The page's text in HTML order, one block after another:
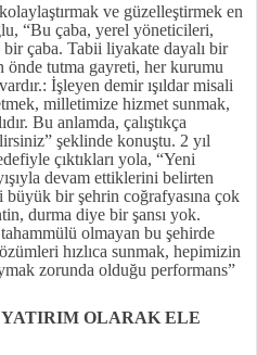
ve güzelleştirmek en
“Bu çaba, yerel yöneticileri,
bir çaba. Tabii liyakate dayalı bir
önde tutma gayreti, her kurumu
İşleyen demir ışıldar misali
milletimize hizmet sunmak,
Bu anlamda, çalıştıkça
şeklinde konuştu. 2 yıl
çıktıkları yola, “Yeni
devam ettiklerini belirten
bir şehrin coğrafyasına çok
durma diye bir şansı yok.
olmayan bu şehirde
hızlıca sunmak, hepimizin
zorunda olduğu performans”
OLARAK ELE